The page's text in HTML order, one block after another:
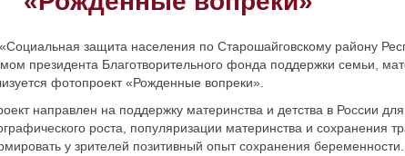
защита населения по Старошайговскому району
президента Благотворительного фонда поддержки семьи,
фотопроект «Рожденные вопреки».
направлен на поддержку материнства и детства в России
роста, популяризации материнства и сохранения
у зрителей позитивный опыт сохранения беременности.